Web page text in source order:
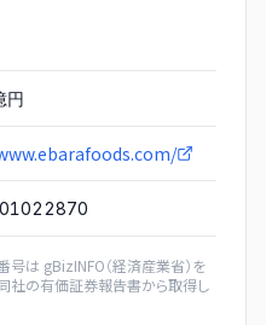
円
号は gBizINFO（経済産業省）を
社の有価証券報告書から取得し